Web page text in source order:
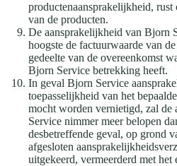
productenaansprakelijkheid,
van de producten.
De aansprakelijkheid van Bjorn
hoogste de factuurwaarde van
gedeelte van de overeenkomst
Bjorn Service betrekking heeft.
In geval Bjorn Service
toepasselijkheid van het
mocht worden vernietigd, zal de
Service nimmer meer belopen
desbetreffende geval, op grond
afgesloten
uitgekeerd, vermeerderd met het